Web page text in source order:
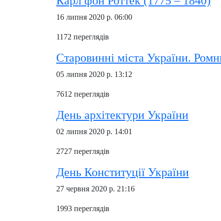
16 липня 2020 р. 06:00
1172 переглядів
Старовинні міста України.
05 липня 2020 р. 13:12
7612 переглядів
День архітектури України
02 липня 2020 р. 14:01
2727 переглядів
День Конституції України
27 червня 2020 р. 21:16
1993 переглядів